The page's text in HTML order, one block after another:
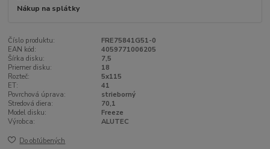
Nákup na splátky
Číslo produktu:
FRE75841G51-0
EAN kód:
4059771006205
Šírka disku:
7,5
Priemer disku:
18
Rozteč:
5x115
ET:
41
Povrchová úprava:
strieborný
Stredová diera:
70,1
Model disku:
Freeze
Výrobca:
ALUTEC
Do obľúbených